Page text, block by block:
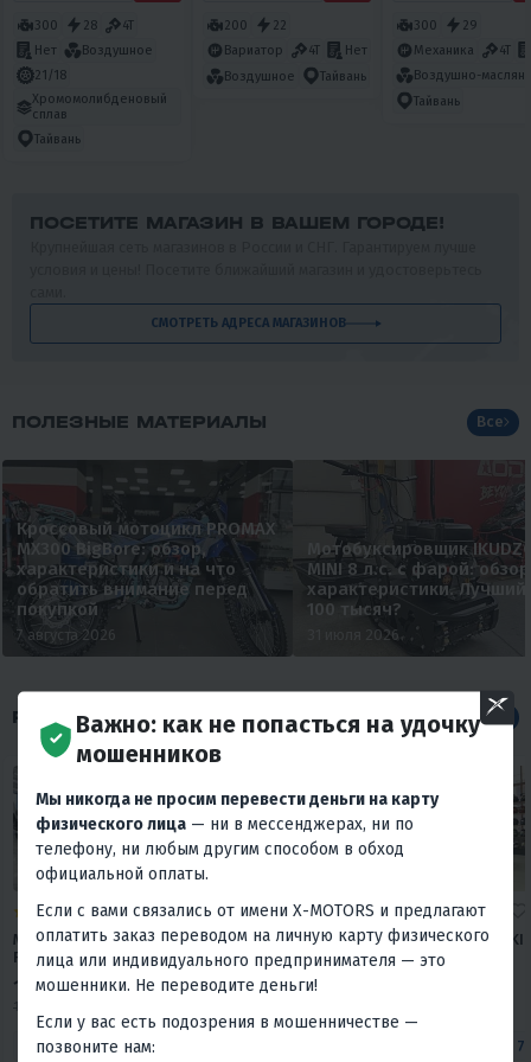
300 28
4T
Нет
Воздушное
21/18
Хромомолибденовый
сплав
Тайвань
200
22
Вариатор
4T
Нет
Воздушное
Тайвань
300
29
Механика
4T
Воздушно-
Тайвань
ПОСЕТИТЕ МАГАЗИН В ВАШЕМ ГОРОДЕ!
СМОТРЕТЬ АДРЕСА МАГАЗИНОВ
ПОЛЕЗНЫЕ МАТЕРИАЛЫ Все
Кроссовый мотоцикл PROMAX
MX300 BigBore: обзор,
характеристики и на что
обратить внимание перед
покупкой
7 августа 2026
Мотобуксировщик
MINI 8 л.с. с фарой:
характеристики. Лучший
100 тысяч?
31 июля 2026
РАСПРОДАЖА Все
3.2 0
МОТОЦИКЛ FUEGO
RAMBOLOR 250 АКЦИЯ
149 000 ₽
169 000 ₽
6 710 ₽ 6 420 ₽
4.7 0
МОТОЦИКЛ GAOKIN GK
500 М11 АКЦИЯ
549 000 ₽
4.6 0
МОТОЦИКЛ
500 М11J АКЦИЯ
25
Важно: как не попасться на удочку
мошенников
Мы никогда не просим перевести деньги на карту
физического лица — ни в мессенджерах, ни по
телефону, ни любым другим способом в обход
официальной оплаты.
Если с вами связались от имени X-MOTORS и предлагают
оплатить заказ переводом на личную карту физического
лица или индивидуального предпринимателя — это
мошенники. Не переводите деньги!
Если у вас есть подозрения в мошенничестве —
позвоните нам: